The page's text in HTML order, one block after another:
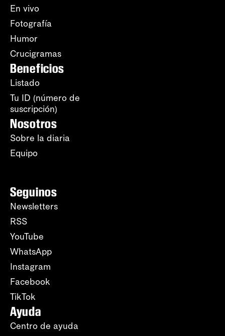
En vivo
Fotografía
Humor
Crucigramas
Beneficios
Listado
Tu ID (número de
suscripción)
Nosotros
Sobre la diaria
Equipo
Seguinos
Newsletters
RSS
YouTube
WhatsApp
Instagram
Facebook
TikTok
Ayuda
Centro de ayuda